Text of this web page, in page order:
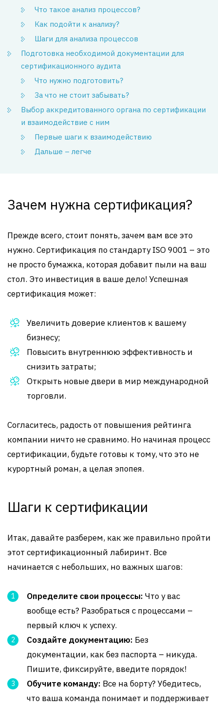
Что такое анализ процессов?
Как подойти к анализу?
Шаги для анализа процессов
Подготовка необходимой документации для
сертификационного аудита
Что нужно подготовить?
За что не стоит забывать?
Выбор аккредитованного органа по сертификации
и взаимодействие с ним
Первые шаги к взаимодействию
Дальше – легче
Зачем нужна сертификация?
Прежде всего, стоит понять, зачем вам все это
нужно. Сертификация по стандарту ISO 9001 – это
не просто бумажка, которая добавит пыли на ваш
стол. Это инвестиция в ваше дело! Успешная
сертификация может:
Увеличить доверие клиентов к вашему
бизнесу;
Повысить внутреннюю эффективность и
снизить затраты;
Открыть новые двери в мир международной
торговли.
Согласитесь, радость от повышения рейтинга
компании ничто не сравнимо. Но начиная процесс
сертификации, будьте готовы к тому, что это не
курортный роман, а целая эпопея.
Шаги к сертификации
Итак, давайте разберем, как же правильно пройти
этот сертификационный лабиринт. Все
начинается с небольших, но важных шагов:
Определите свои процессы: Что у вас
вообще есть? Разобраться с процессами –
первый ключ к успеху.
Создайте документацию: Без
документации, как без паспорта – никуда.
Пишите, фиксируйте, введите порядок!
Обучите команду: Все на борту? Убедитесь,
что ваша команда понимает и поддерживает